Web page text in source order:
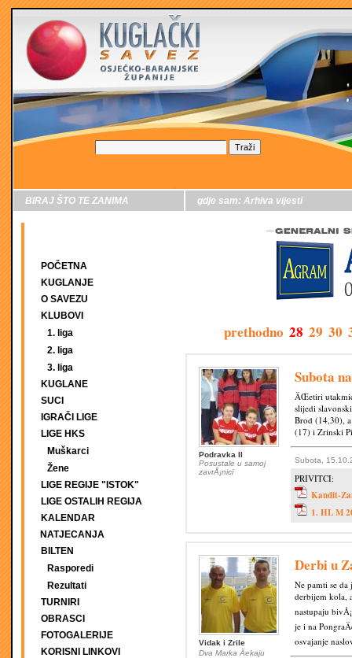
BIRAJ ŠTO TE ZANIMA
POČETNA
KUGLANJE
O SAVEZU
KLUBOVI
1. liga
2. liga
3. liga
KUGLANE
SUCI
IGRAČI LIGE
LIGE HKS
Muškarci
Žene
LIGE REGIJE "ISTOK"
LIGE OSTALIH REGIJA
KALENDAR
NATJECANJA
BILTEN
Rasporedi
Rezultati
TURNIRI
OBRASCI
FOTOGALERIJE
KORISNI LINKOVI
gdje sam: Arhiva vijesti
prethodno 28 29 30
Podravka II
Posustale u samoj
zavrÅ¡nici
Subota
ÄŒetiri
slijedi
Brod (14,30),
(17) i Zrinski
Subota,
PRIVITCI:
Kandit-
1. HL M
Vidak i Zrile
Dva Marka Äekaju
Derbi u
Ne pamti se
derbijem kola,
nastupaju
je i na
osvajanje